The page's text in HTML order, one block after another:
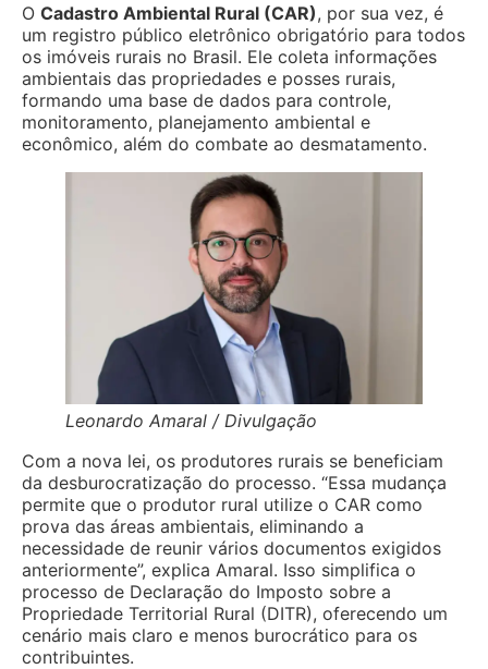
O Cadastro Ambiental Rural (CAR), por sua vez, é
um registro público eletrônico obrigatório para todos
os imóveis rurais no Brasil. Ele coleta informações
ambientais das propriedades e posses rurais,
formando uma base de dados para controle,
monitoramento, planejamento ambiental e
econômico, além do combate ao desmatamento.
Leonardo Amaral / Divulgação
Com a nova lei, os produtores rurais se beneficiam
da desburocratização do processo. “Essa mudança
permite que o produtor rural utilize o CAR como
prova das áreas ambientais, eliminando a
necessidade de reunir vários documentos exigidos
anteriormente”, explica Amaral. Isso simplifica o
processo de Declaração do Imposto sobre a
Propriedade Territorial Rural (DITR), oferecendo um
cenário mais claro e menos burocrático para os
contribuintes.